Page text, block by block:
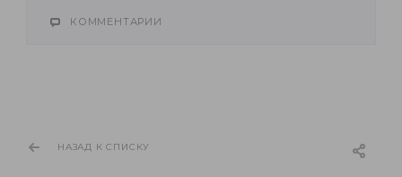
КОММЕНТАРИИ
НАЗАД К СПИСКУ